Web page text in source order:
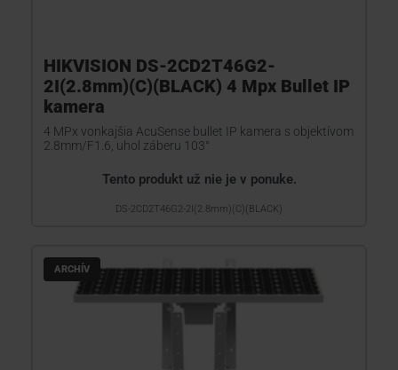
HIKVISION DS-2CD2T46G2-
2I(2.8mm)(C)(BLACK) 4 Mpx Bullet IP
kamera
4 MPx vonkajšia AcuSense bullet IP kamera s objektívom
2.8mm/F1.6, uhol záberu 103°
Tento produkt už nie je v ponuke.
DS-2CD2T46G2-2I(2.8mm)(C)(BLACK)
ARCHÍV